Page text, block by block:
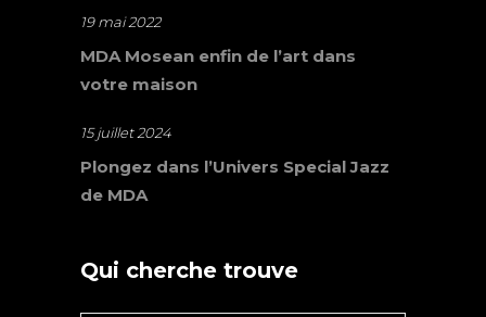
19 mai 2022
MDA Mosean enfin de l’art dans
votre maison
15 juillet 2024
Plongez dans l’Univers Special Jazz
de MDA
Qui cherche trouve